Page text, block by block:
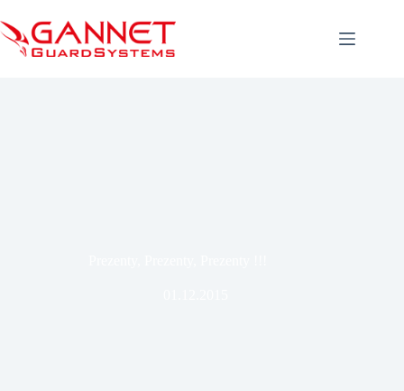
do
treści